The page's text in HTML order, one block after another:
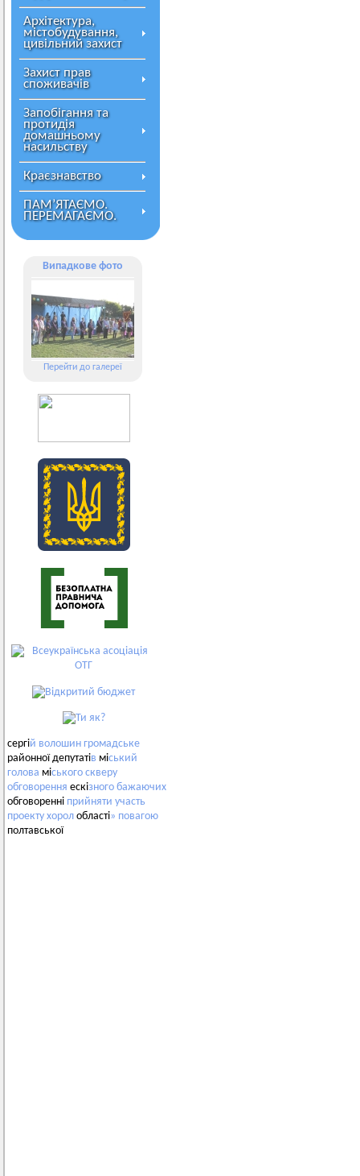
Архітектура,
містобудування,
цивільний захист
Захист прав
споживачів
Запобігання та
протидія
домашньому
насильству
Краєзнавство
ПАМ’ЯТАЄМО.
ПЕРЕМАГАЄМО.
Випадкове фото
Перейти до галереї
сергій волошин громадське
районної депутатів міський
голова міського скверу
обговорення ескізного бажаючих
обговоренні прийняти участь
проекту хорол області» повагою
полтавської